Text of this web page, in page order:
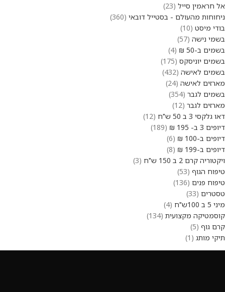
אל חראמין סייל 23
ניחוחות מהעולם - בסטייל דובאי 360
בודי מיסט 10
בשמי נישה 57
בשמים ב-50 ₪
4
בשמים יוניסקס 175
בשמים לאישה 432
מארזים לאישה 24
בשמים לגבר 354
מארזים לגבר 12
דאו גלקסי 3 ב 50 ש"ח
12
דיופים 3 ב- 195 ₪
189
דיופים ב-100 ₪
6
דיופים ב-199 ₪
8
ויקטוריה קרם 2 ב 150 ש"ח
3
טיפוח הגוף 53
טיפוח פנים 136
טסטרים 33
מיני 5 ב 100ש"ח
4
קוסמטיקה מקצועית 134
קרם גוף 5
תיקי מותג
1